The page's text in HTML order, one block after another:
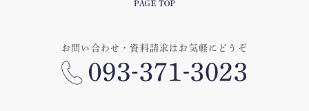
お問い合わせ・資料請求はお気軽にどうぞ